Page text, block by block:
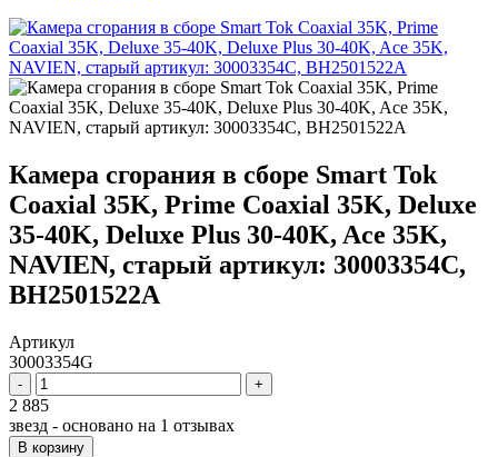
Камера сгорания в сборе Smart Tok
Coaxial 35K, Prime Coaxial 35K, Deluxe
35-40K, Deluxe Plus 30-40K, Ace 35K,
NAVIEN, старый артикул: 30003354C,
BH2501522A
Артикул
30003354G
- +
2 885
звезд - основано на 1 отзывах
В корзину